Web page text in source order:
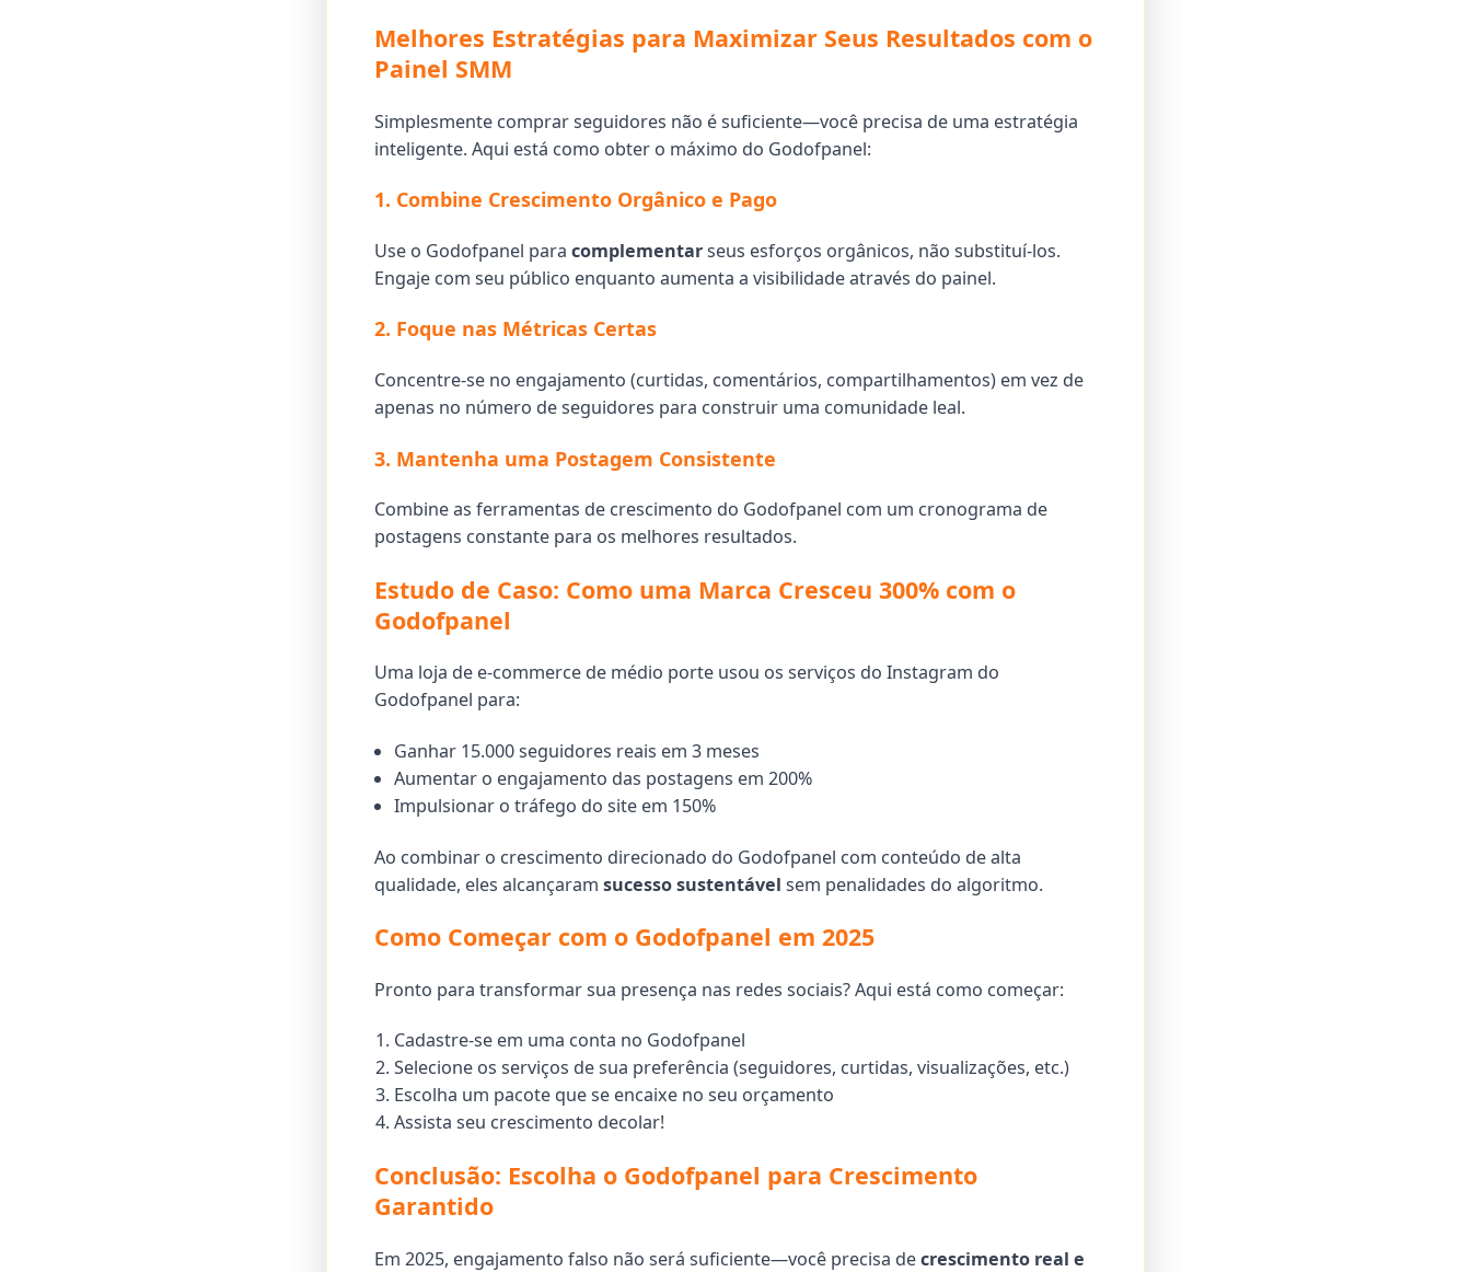
Melhores Estratégias para Maximizar Seus Resultados com o
Painel SMM
Simplesmente comprar seguidores não é suficiente—você precisa de uma estratégia
inteligente. Aqui está como obter o máximo do Godofpanel:
1. Combine Crescimento Orgânico e Pago
Use o Godofpanel para complementarseus esforços orgânicos, não substituí-los.
Engaje com seu público enquanto aumenta a visibilidade através do painel.
2. Foque nas Métricas Certas
Concentre-se no engajamento (curtidas, comentários, compartilhamentos) em vez de
apenas no número de seguidores para construir uma comunidade leal.
3. Mantenha uma Postagem Consistente
Combine as ferramentas de crescimento do Godofpanel com um cronograma de
postagens constante para os melhores resultados.
Estudo de Caso: Como uma Marca Cresceu 300% com o
Godofpanel
Uma loja de e-commerce de médio porte usou os serviços do Instagram do
Godofpanel para:
Ganhar 15.000 seguidores reais em 3 meses
Aumentar o engajamento das postagens em 200%
Impulsionar o tráfego do site em 150%
Ao combinar o crescimento direcionado do Godofpanel com conteúdo de alta
qualidade, eles alcançaram sucesso sustentável sem penalidades do algoritmo.
Como Começar com o Godofpanel em 2025
Pronto para transformar sua presença nas redes sociais? Aqui está como começar:
Cadastre-se em uma conta no Godofpanel
Selecione os serviços de sua preferência (seguidores, curtidas, visualizações, etc.)
Escolha um pacote que se encaixe no seu orçamento
Assista seu crescimento decolar!
Conclusão: Escolha o Godofpanel para Crescimento
Garantido
Em 2025, engajamento falso não será suficiente—você precisa decrescimento real e